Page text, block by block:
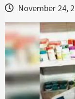
November 24,